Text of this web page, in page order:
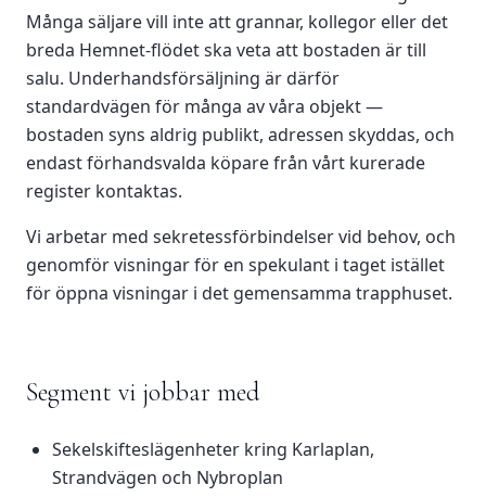
Många säljare vill inte att grannar, kollegor eller det
breda Hemnet-flödet ska veta att bostaden är till
salu. Underhandsförsäljning är därför
standardvägen för många av våra objekt —
bostaden syns aldrig publikt, adressen skyddas, och
endast förhandsvalda köpare från vårt kurerade
register kontaktas.
Vi arbetar med sekretessförbindelser vid behov, och
genomför visningar för en spekulant i taget istället
för öppna visningar i det gemensamma trapphuset.
Segment vi jobbar med
Sekelskifteslägenheter kring Karlaplan,
Strandvägen och Nybroplan